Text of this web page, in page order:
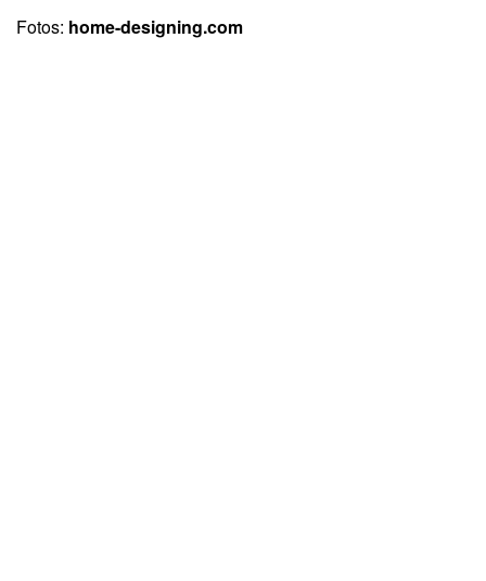
Fotos: home-designing.com